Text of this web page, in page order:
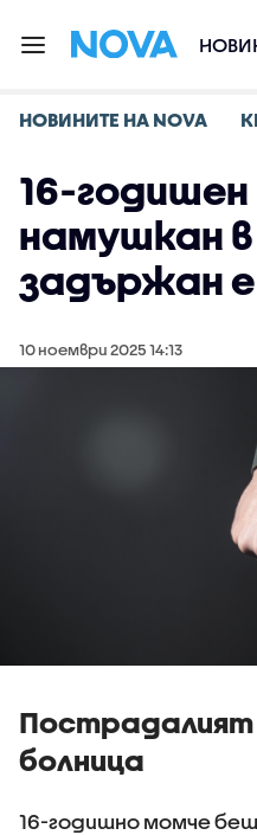
НОВИНИТЕ НА NOVA
16-
намушкан
задържан
10 ноември 2025 14:13
Пострадалият
болница
16-годишно момче